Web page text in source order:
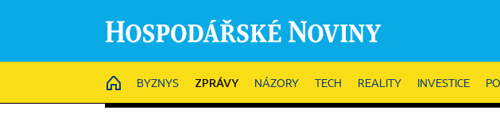
HOME
BYZNYS ZPRÁVY NÁZORY TECH REALITY INVESTICE